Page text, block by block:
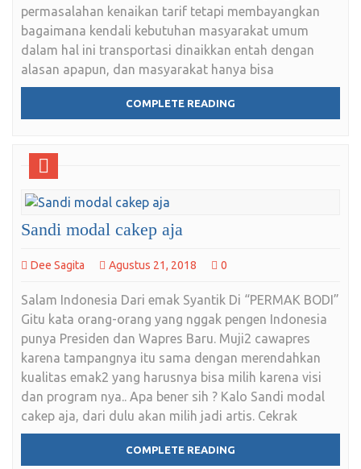
permasalahan kenaikan tarif tetapi membayangkan
bagaimana kendali kebutuhan masyarakat umum
dalam hal ini transportasi dinaikkan entah dengan
alasan apapun, dan masyarakat hanya bisa
COMPLETE READING
Sandi modal cakep aja
Dee Sagita Agustus 21, 2018 0
Salam Indonesia Dari emak Syantik Di “PERMAK BODI”
Gitu kata orang-orang yang nggak pengen Indonesia
punya Presiden dan Wapres Baru. Muji2 cawapres
karena tampangnya itu sama dengan merendahkan
kualitas emak2 yang harusnya bisa milih karena visi
dan program nya.. Apa bener sih ? Kalo Sandi modal
cakep aja, dari dulu akan milih jadi artis. Cekrak
COMPLETE READING